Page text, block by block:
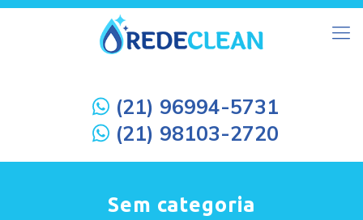
(21) 96994-5731
(21) 98103-2720
Sem categoria